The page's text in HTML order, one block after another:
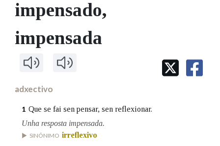
MARCIAL DEL ADALID
BAZÁN
FIGURAS HOMENAXEADAS
60 ANOS DLG
PRIMAVERA DAS LETRAS
PORTAL DAS PALABRAS
Facebook
TwitterYoutubeInstagram
Bluesky
BUSCAR NOS LEMAS
Comeza por
Remata por
Contén
impensado,
impensada
adxectivo
1 Que se fai sen pensar, sen reflexionar.
Unha resposta impensada.
SINÓNIMO irreflexivo